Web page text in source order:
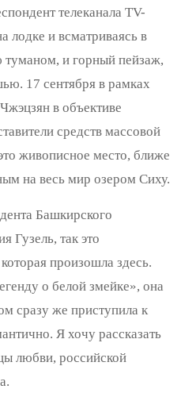
телеканала TV-
лодке и всматриваясь в
и горный пейзаж,
17 сентября в рамках
в объективе
средств массовой
живописное место, ближе
на весь мир озером Сиху.
Башкирского
Гузель, так это
произошла здесь.
о белой змейке», она
сразу же приступила к
Я хочу рассказать
любви, российской